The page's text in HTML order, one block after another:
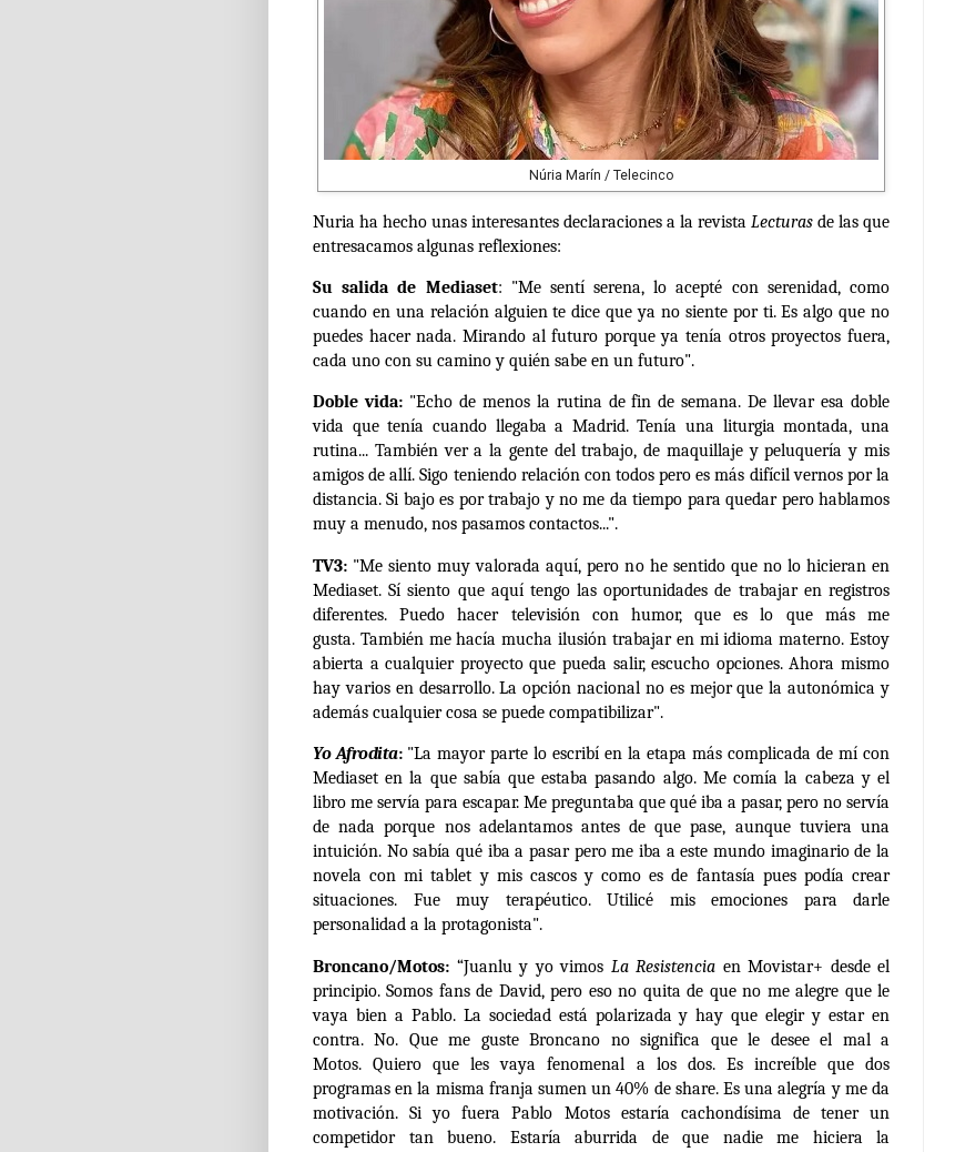
Núria Marín / Telecinco
Nuria ha hecho unas interesantes declaraciones a la revista Lecturas de las que
entresacamos algunas reflexiones:
Su salida de Mediaset: "Me sentí serena, lo acepté con serenidad, como
cuando en una relación alguien te dice que ya no siente por ti. Es algo que no
puedes hacer nada. Mirando al futuro porque ya tenía otros proyectos fuera,
cada uno con su camino y quién sabe en un futuro".
Doble vida:"Echo de menos la rutina de fin de semana. De llevar esa doble
vida que tenía cuando llegaba a Madrid. Tenía una liturgia montada, una
rutina... También ver a la gente del trabajo, de maquillaje y peluquería y mis
amigos de allí. Sigo teniendo relación con todos pero es más difícil vernos por la
distancia. Si bajo es por trabajo y no me da tiempo para quedar pero hablamos
muy a menudo, nos pasamos contactos...".
TV3: "Me siento muy valorada aquí, pero no he sentido que no lo hicieran en
Mediaset. Sí siento que aquí tengo las oportunidades de trabajar en registros
diferentes. Puedo hacer televisión con humor, que es lo que más me
gusta. También me hacía mucha ilusión trabajar en mi idioma materno. Estoy
abierta a cualquier proyecto que pueda salir, escucho opciones. Ahora mismo
hay varios en desarrollo. La opción nacional no es mejor que la autonómica y
además cualquier cosa se puede compatibilizar".
Yo Afrodita: "La mayor parte lo escribí en la etapa más complicada de mí con
Mediaset en la que sabía que estaba pasando algo. Me comía la cabeza y el
libro me servía para escapar. Me preguntaba que qué iba a pasar, pero no servía
de nada porque nos adelantamos antes de que pase, aunque tuviera una
intuición. No sabía qué iba a pasar pero me iba a este mundo imaginario de la
novela con mi tablet y mis cascos y como es de fantasía pues podía crear
situaciones. Fue muy terapéutico. Utilicé mis emociones para darle
personalidad a la protagonista".
Broncano/Motos: “Juanlu y yo vimos La Resistencia en Movistar+ desde el
principio. Somos fans de David, pero eso no quita de que no me alegre que le
vaya bien a Pablo. La sociedad está polarizada y hay que elegir y estar en
contra. No. Que me guste Broncano no significa que le desee el mal a
Motos. Quiero que les vaya fenomenal a los dos. Es increíble que dos
programas en la misma franja sumen un 40% de share. Es una alegría y me da
motivación. Si yo fuera Pablo Motos estaría cachondísima de tener un
competidor tan bueno. Estaría aburrida de que nadie me hiciera la